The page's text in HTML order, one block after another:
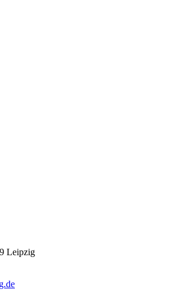
Leipzig